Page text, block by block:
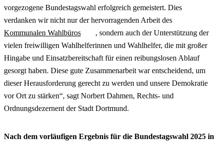
vorgezogene Bundestagswahl erfolgreich gemeistert. Dies
verdanken wir nicht nur der hervorragenden Arbeit des
Kommunalen Wahlbüros
, sondern auch der Unterstützung der
vielen freiwilligen Wahlhelferinnen und Wahlhelfer, die mit großer
Hingabe und Einsatzbereitschaft für einen reibungslosen Ablauf
gesorgt haben. Diese gute Zusammenarbeit war entscheidend, um
dieser Herausforderung gerecht zu werden und unsere Demokratie
vor Ort zu stärken“, sagt Norbert Dahmen, Rechts- und
Ordnungsdezernent der Stadt Dortmund.
Nach dem vorläufigen Ergebnis für die Bundestagswahl 2025 in